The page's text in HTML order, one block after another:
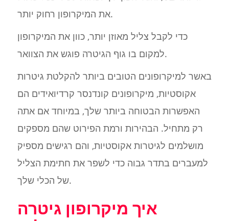
את המיקרופון רחוק יותר.
כדי לקבל צליל מאוזן יותר, כוון את המיקרופון
למקום בו גוף הגיטרה פוגש את הצוואר.
באשר למיקרופונים הטובים ביותר להקלטת גיטרות
אקוסטיות, מיקרופונים קונדנסר קרדיואידים הם
האפשרות הבטוחה ביותר שלך, במיוחד אם אתה
רק מתחיל. הבהירות ורמת הפירוט שהם מספקים
מושלמים לגיטרות אקוסטיות, והם רגישים מספיק
למעברים בתדר גבוה כדי לשפר את חתימת הצליל
של הכלי שלך.
איך מיקרופון גיטרה